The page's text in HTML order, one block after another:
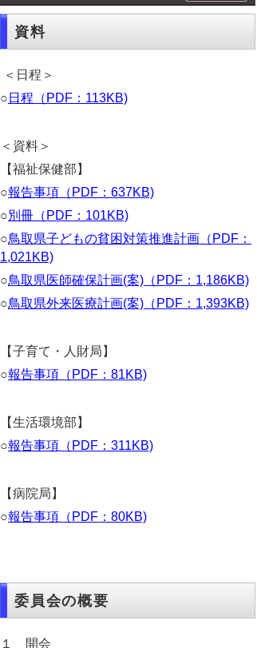
資料
＜日程＞
○ 日程（PDF：113KB)
＜資料＞
【福祉保健部】
○報告事項（PDF：637KB)
○別冊（PDF：101KB)
○鳥取県子どもの貧困対策推進計画（PDF：
1,021KB)
○鳥取県医師確保計画(案)（PDF：1,186KB)
○鳥取県外来医療計画(案)（PDF：1,393KB)
【子育て・人財局】
○報告事項（PDF：81KB)
【生活環境部】
○報告事項（PDF：311KB)
【病院局】
○報告事項（PDF：80KB)
委員会の概要
１ 開会